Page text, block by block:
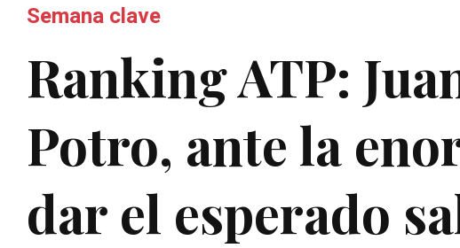
Semana clave
Ranking ATP:
Potro, ante la
dar el esperado